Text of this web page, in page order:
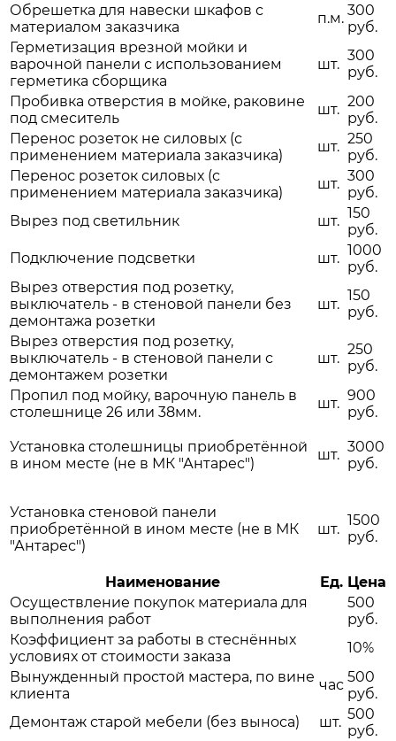
Обрешетка для навески шкафов с
материалом заказчика
п.м. 300
руб.
Герметизация врезной мойки и
варочной панели с использованием
герметика сборщика
шт.
300
руб.
Пробивка отверстия в мойке, раковине
под смеситель
шт. 200
руб.
Перенос розеток не силовых (с
применением материала заказчика)
шт. 250
руб.
Перенос розеток силовых (с
применением материала заказчика)
шт. 300
руб.
Вырез под светильник
шт. 150
руб.
Подключение подсветки
шт. 1000
руб.
Вырез отверстия под розетку,
выключатель - в стеновой панели без
демонтажа розетки
шт.
150
руб.
Вырез отверстия под розетку,
выключатель - в стеновой панели с
демонтажем розетки
шт.
250
руб.
Пропил под мойку, варочную панель в
столешнице 26 или 38мм.
шт. 900
руб.
Установка столешницы приобретённой
в ином месте (не в МК "Антарес")
шт. 3000
руб.
Установка стеновой панели
приобретённой в ином месте (не в МК
"Антарес")
шт.
1500
руб.
Наименование Ед. Цена
Осуществление покупок материала для
выполнения работ
500
руб.
Коэффициент за работы в стеснённых
условиях от стоимости заказа
10%
Вынужденный простой мастера, по вине
клиента
час 500
руб.
Демонтаж старой мебели (без выноса)
шт. 500
руб.